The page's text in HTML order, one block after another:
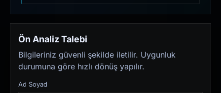
Ön Analiz Talebi
Bilgileriniz güvenli şekilde iletilir. Uygunluk
durumuna göre hızlı dönüş yapılır.
Ad Soyad